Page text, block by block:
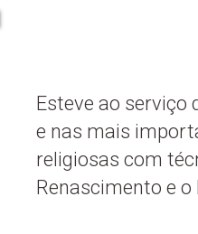
Esteve ao
e nas mais
religiosas com
Renascimento e